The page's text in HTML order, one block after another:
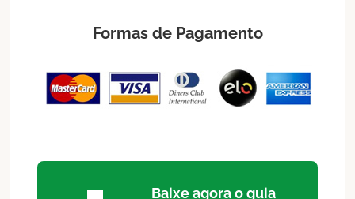
Formas de Pagamento
Baixe agora o guia